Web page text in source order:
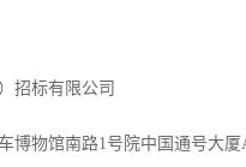
招标有限公司
博物馆南路1号院中国通号大厦